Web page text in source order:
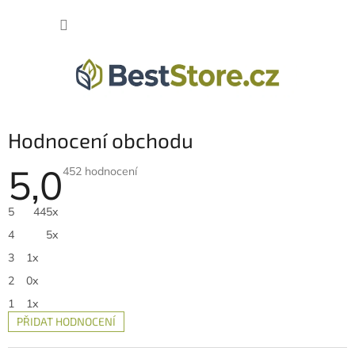
Hodnocení obchodu
5,0Průměrné
452 hodnocení
5
445x
4
5x
3
1x
2
0x
1
1x
PŘIDAT HODNOCENÍ